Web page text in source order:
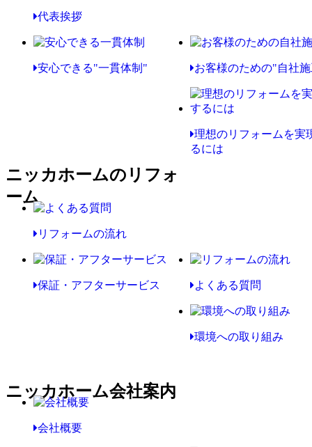
代表挨拶
お客様のための"自社
安心できる"一貫体制"
理想のリフォームを実
るには
ニッカホームのリフォ
ーム
リフォームの流れ
よくある質問
保証・アフターサービス
環境への取り組み
ニッカホーム会社案内
会社概要